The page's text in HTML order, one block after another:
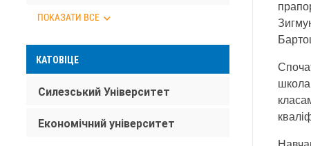
ПОКАЗАТИ ВСЕ
КАТОВІЦЕ
Силезський Університет
Економічний університет